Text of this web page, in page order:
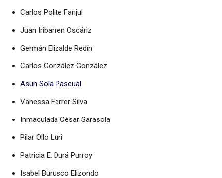
Carlos Polite Fanjul
Juan Iribarren Oscáriz
Germán Elizalde Redín
Carlos González González
Asun Sola Pascual
Vanessa Ferrer Silva
Inmaculada César Sarasola
Pilar Ollo Luri
Patricia E. Durá Purroy
Isabel Burusco Elizondo